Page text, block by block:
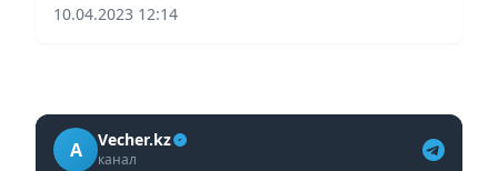
10.04.2023 12:14
A Vecher.kz
канал